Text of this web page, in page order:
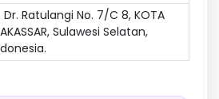
Dr. Ratulangi No. 7/C 8, KOTA
Sulawesi Selatan,